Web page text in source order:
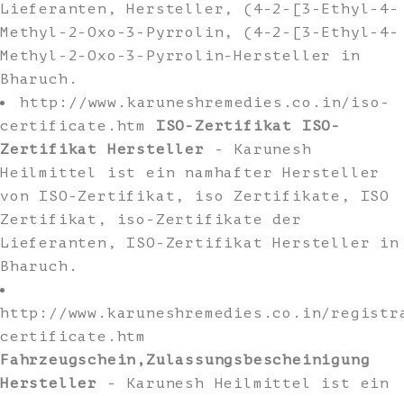
Lieferanten, Hersteller, (4-2-[3-Ethyl-4-
Methyl-2-Oxo-3-Pyrrolin, (4-2-[3-Ethyl-4-
Methyl-2-Oxo-3-Pyrrolin-Hersteller in
Bharuch.
http://www.karuneshremedies.co.in/iso-
certificate.htm ISO-Zertifikat ISO-
Zertifikat Hersteller
- Karunesh
Heilmittel ist ein namhafter Hersteller
von ISO-Zertifikat, iso Zertifikate, ISO
Zertifikat, iso-Zertifikate der
Lieferanten, ISO-Zertifikat Hersteller in
Bharuch.
http://www.karuneshremedies.co.in/
certificate.htm
Fahrzeugschein,Zulassungsbescheinigung
Hersteller
- Karunesh Heilmittel ist ein